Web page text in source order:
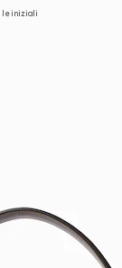
le iniziali